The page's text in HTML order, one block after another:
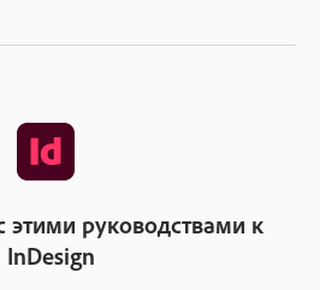
этими руководствами к
InDesign